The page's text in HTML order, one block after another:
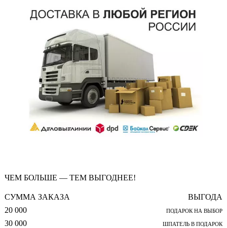
ЧЕМ БОЛЬШЕ — ТЕМ ВЫГОДНЕЕ!
СУММА ЗАКАЗА
ВЫГОДА
20 000
ПОДАРОК НА ВЫБОР
30 000 ШПАТЕЛЬ В ПОДАРОК